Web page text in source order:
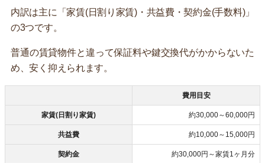
内訳は主に「家賃(日割り家賃)・共益費・契約金(手数料)」
の3つです。
普通の賃貸物件と違って保証料や鍵交換代がかからないた
め、安く抑えられます。
費用目安
家賃(日割り家賃) 約30,000～60,000円
共益費 約10,000～15,000円
契約金 約30,000円～家賃1ヶ月分